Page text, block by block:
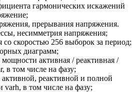
гармонических искажений
прерывания напряжения.
несимметрия напряжения;
со скоростью 256 выборок за период;
диаграмм;
активная / реактивная /
в том числе на фазу;
реактивной и полной
varh, в том числе на фазу;